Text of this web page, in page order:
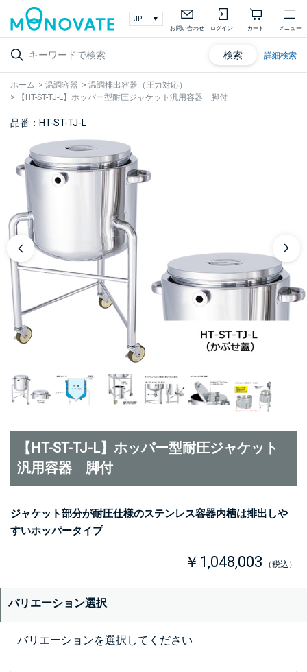
お問い合わせ ログイン カート メニュー
検索 詳細検索
ホーム > 温調容器 > 温調排出容器（圧力対応）
>
【HT-ST-TJ-L】ホッパー型耐圧ジャケット汎用容器 脚付
品番：HT-ST-TJ-L
【HT-ST-TJ-L】ホッパー型耐圧ジャケット
汎用容器 脚付
ジャケット部分が耐圧仕様のステンレス容器内槽は排出しや
すいホッパータイプ
￥1,048,003 （税込）
バリエーション選択
バリエーションを選択してください